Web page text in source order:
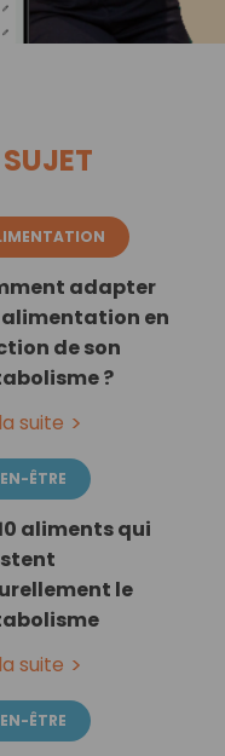
adapter
alimentation en
de son
?
suite
ÊTRE
aliments qui
le
suite
ÊTRE